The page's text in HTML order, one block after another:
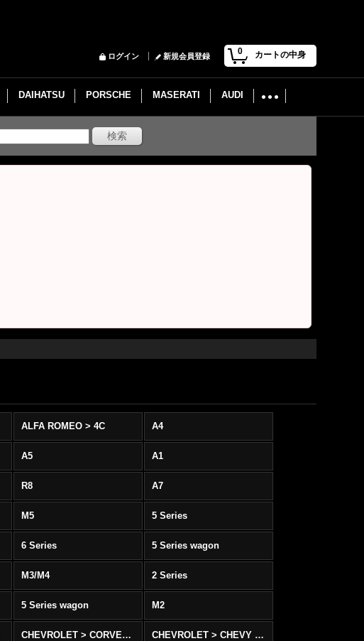
0 カートの中身
ログイン 新規会員登録
DAIHATSU PORSCHE MASERATI AUDI
ALFA ROMEO > 4C A4
A5 A1
R8 A7
M5 5 Series
6 Series 5 Series wagon
M3/M4 2 Series
5 Series wagon M2
CHEVROLET > CORVETTE C5/C6 CHEVROLET > CHEVY SS